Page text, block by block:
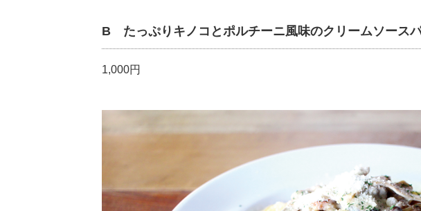
B たっぷりキノコとポルチーニ風味のクリームソース
1,000円